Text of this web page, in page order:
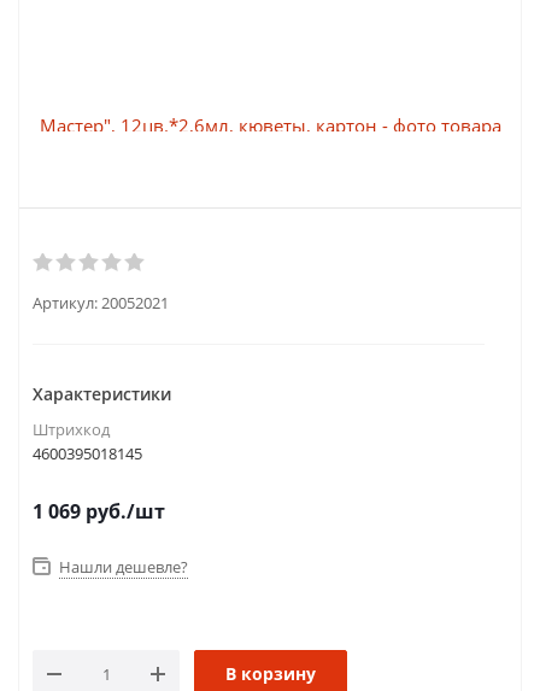
Артикул:20052021
Характеристики
Штрихкод
4600395018145
1 069 руб./шт
Нашли дешевле?
В корзину